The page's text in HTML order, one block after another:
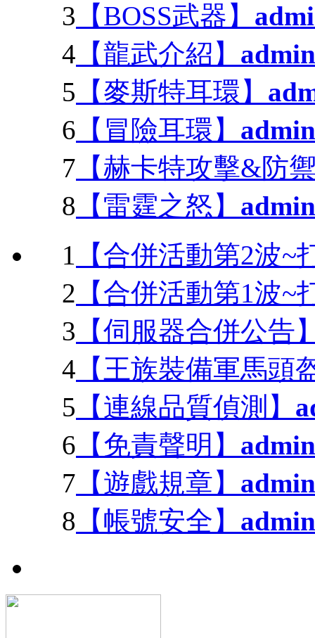
3 【BOSS武器】
4 【龍武介紹】 admin
5 【麥斯特耳環】
6 【冒險耳環】 admin
7 【赫卡特攻擊&防
8 【雷霆之怒】 admin
1 【合併活動第2波~
2 【合併活動第1波~
3 【伺服器合併公告
4 【王族裝備軍馬頭
5 【連線品質偵測】
6 【免責聲明】 admin
7 【遊戲規章】 admin
8 【帳號安全】 admin